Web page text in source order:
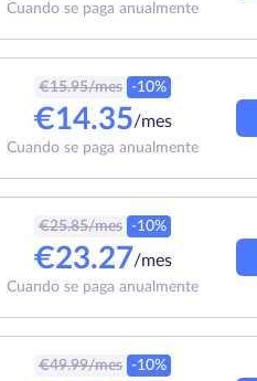
Cuando se paga anualmente
€15.95/mes -10%
€14.35/mes
Cuando se paga anualmente
€25.85/mes -10%
€23.27/mes
Cuando se paga anualmente
€49.99/mes -10%